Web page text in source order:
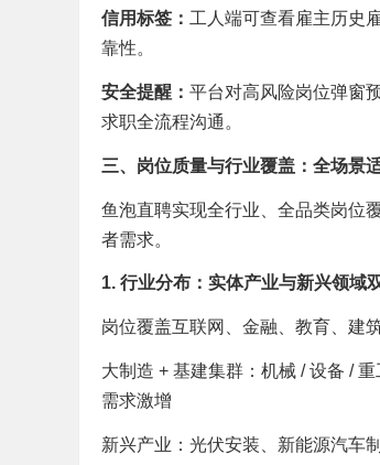
信用标签： 工人端可查看雇主历史
靠性。
安全提醒： 平台对高风险岗位弹窗
求职全流程沟通。
三、岗位质量与行业覆盖：全场景
鱼泡直聘实现全行业、全品类岗位
者需求。
1. 行业分布：实体产业与新兴领域
岗位覆盖互联网、金融、教育、建
大制造 + 基建集群：机械 / 设备 /
需求激增
新兴产业：光伏安装、新能源汽车